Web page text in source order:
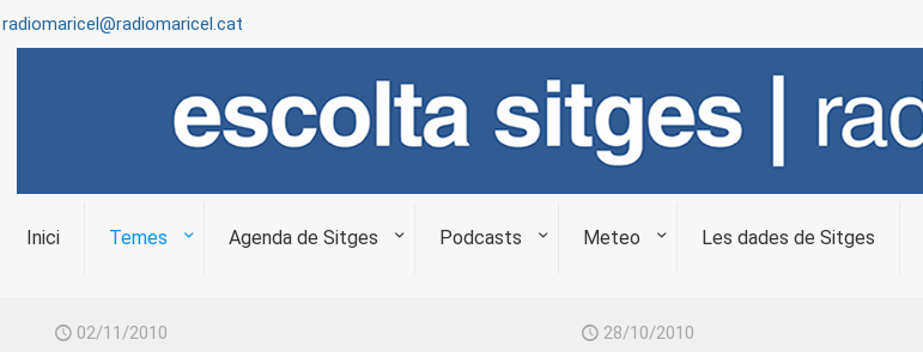
radiomaricel@radiomaricel.cat
Inici Temes Agenda de Sitges Podcasts Meteo Les dades de Sitges
02/11/2010 28/10/2010